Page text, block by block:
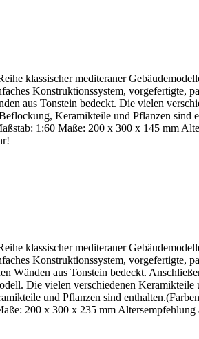
klassischer mediteraner
Konstruktionssystem, vorgefertigte,
aus Tonstein bedeckt. Die vielen
Keramikteile und Pflanzen sind
1:60 Maße: 200 x 300 x 145 mm
klassischer mediteraner
Konstruktionssystem, vorgefertigte,
Wänden aus Tonstein bedeckt.
Die vielen verschiedenen Keramikteile
und Pflanzen sind
200 x 300 x 235 mm